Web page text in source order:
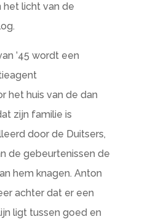
licht van de
’45 wordt een
het huis van de dan
zijn familie is
door de Duitsers,
de gebeurtenissen de
hem knagen. Anton
achter dat er een
ligt tussen goed en